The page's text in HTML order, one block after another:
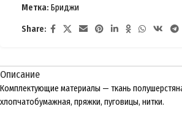
Метка: Бриджи
Share:
Описание
Комплектующие материалы — ткань
хлопчатобумажная, пряжки, пуговицы, нитки.